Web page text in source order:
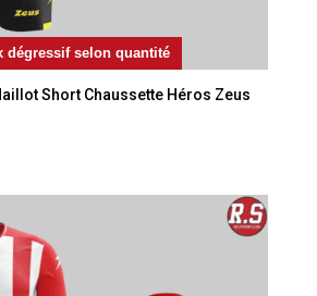
dégressif selon quantité
Short Chaussette Héros Zeus